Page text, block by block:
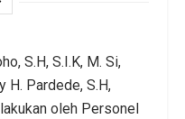
S.H, S.I.K, M. Si,
H. Pardede, S.H,
oleh Personel